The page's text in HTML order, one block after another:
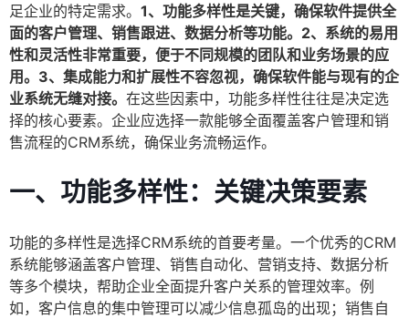
足企业的特定需求。 1、功能多样性是关键，确保软件提供全
面的客户管理、销售跟进、数据分析等功能。2、系统的易用
性和灵活性非常重要，便于不同规模的团队和业务场景的应
用。3、集成能力和扩展性不容忽视，确保软件能与现有的企
业系统无缝对接。 在这些因素中，功能多样性往往是决定选
择的核心要素。企业应选择一款能够全面覆盖客户管理和销
售流程的CRM系统，确保业务流畅运作。
一、功能多样性：关键决策要素
功能的多样性是选择CRM系统的首要考量。一个优秀的CRM
系统能够涵盖客户管理、销售自动化、营销支持、数据分析
等多个模块，帮助企业全面提升客户关系的管理效率。例
如，客户信息的集中管理可以减少信息孤岛的出现；销售自